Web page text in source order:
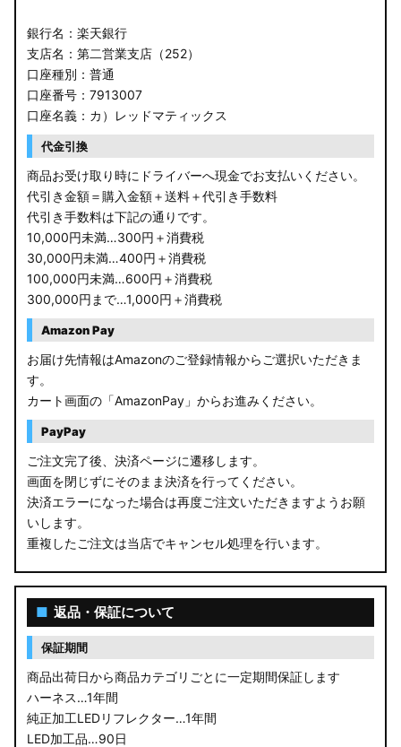
銀行名：楽天銀行
支店名：第二営業支店（252）
口座種別：普通
口座番号：7913007
口座名義：カ）レッドマティックス
代金引換
商品お受け取り時にドライバーへ現金でお支払いください。
代引き金額＝購入金額＋送料＋代引き手数料
代引き手数料は下記の通りです。
10,000円未満…300円＋消費税
30,000円未満…400円＋消費税
100,000円未満…600円＋消費税
300,000円まで…1,000円＋消費税
Amazon Pay
お届け先情報はAmazonのご登録情報からご選択いただきま
す。
カート画面の「AmazonPay」からお進みください。
PayPay
ご注文完了後、決済ページに遷移します。
画面を閉じずにそのまま決済を行ってください。
決済エラーになった場合は再度ご注文いただきますようお願
いします。
重複したご注文は当店でキャンセル処理を行います。
■ 返品・保証について
保証期間
商品出荷日から商品カテゴリごとに一定期間保証します
ハーネス…1年間
純正加工LEDリフレクター…1年間
LED加工品…90日